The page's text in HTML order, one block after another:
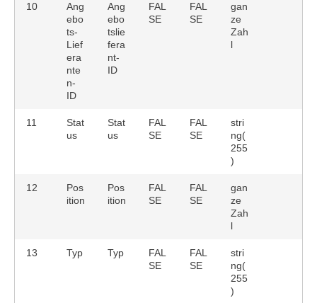
10
Ang
ebo
ts-
Lief
era
nte
n-
ID
Ang
ebo
tslie
fera
nt-
ID
FAL
SE
FAL
SE
gan
ze
Zah
l
11
Stat
us
Stat
us
FAL
SE
FAL
SE
stri
ng(
255
)
12
Pos
ition
Pos
ition
FAL
SE
FAL
SE
gan
ze
Zah
l
13 Typ Typ
FAL
SE
FAL
SE
stri
ng(
255
)